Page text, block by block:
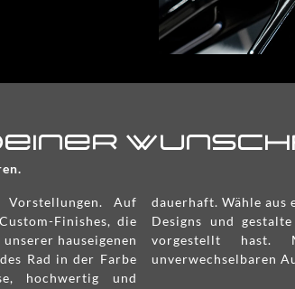
Auf
Finishes, die
hauseigenen
Rad in der Farbe
hochwertig und
an Oberflächen und
so, wie du es dir
Rad zu einem
unverwechselbaren